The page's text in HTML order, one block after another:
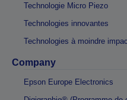
Technologie Micro Piezo
Technologies innovantes
Technologies à moindre
Company
Epson Europe Electronics